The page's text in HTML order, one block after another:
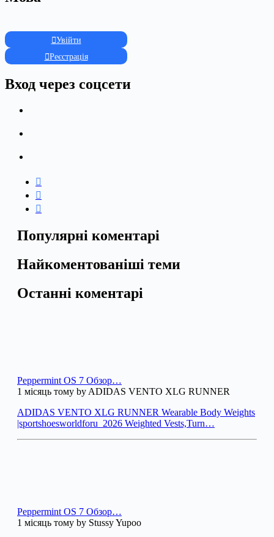
Увійти
Реєстрація
Вход через соцсети
Популярні коментарі
Найкоментованіші теми
Останні коментарі
Peppermint OS 7 Обзор…
1 місяць тому by ADIDAS VENTO XLG RUNNER
ADIDAS VENTO XLG RUNNER Wearable Body Weights
|sportshoesworldforu_2026 Weighted Vests,Turn…
Peppermint OS 7 Обзор…
1 місяць тому by Stussy Yupoo